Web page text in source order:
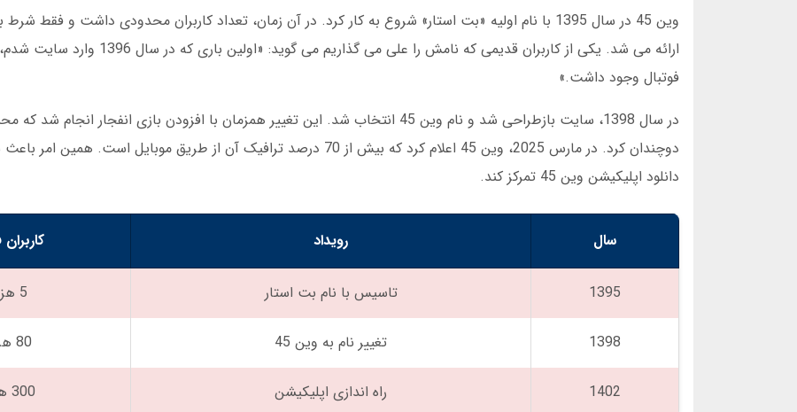
وین 45 در سال 1395 با نام اولیه «بت استار» شروع به کار کرد. در آن زمان، تعداد کاربران محدودی داشت و فقط
ارائه می شد. یکی از کاربران قدیمی که نامش را علی می گذاریم می
فوتبال وجود داشت.»
در سال 1398، سایت بازطراحی شد و نام وین 45 انتخاب شد. این تغییر همزمان با افزودن بازی انفجار
دوچندان کرد. در مارس 2025، وین 45 اعلام کرد که بیش از 70 درصد ترافیک آن از طریق موبایل است.
دانلود اپلیکیشن وین 45 تمرکز کند.
سال رویداد
1395 تاسیس با نام بت استار 5 هزار
1398 تغییر نام به وین 45 80 هزار
1402 راه اندازی اپلیکیشن 300 هزار